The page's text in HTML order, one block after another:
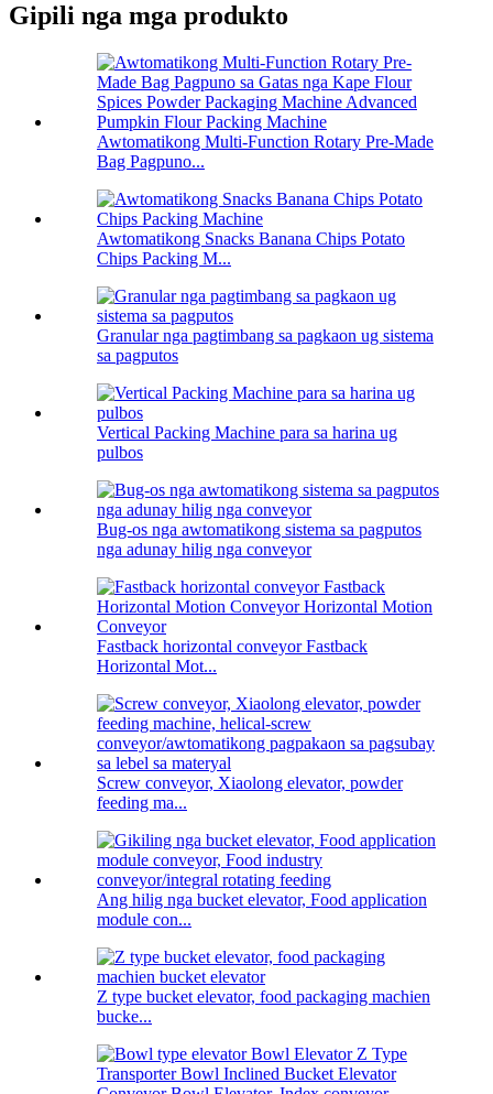
Gipili nga mga produkto
Awtomatikong Multi-Function Rotary Pre-Made
Bag Pagpuno...
Awtomatikong Snacks Banana Chips Potato
Chips Packing M...
Granular nga pagtimbang sa pagkaon ug sistema
sa pagputos
Vertical Packing Machine para sa harina ug
pulbos
Bug-os nga awtomatikong sistema sa pagputos
nga adunay hilig nga conveyor
Fastback horizontal conveyor Fastback
Horizontal Mot...
Screw conveyor, Xiaolong elevator, powder
feeding ma...
Ang hilig nga bucket elevator, Food application
module con...
Z type bucket elevator, food packaging machien
bucke...